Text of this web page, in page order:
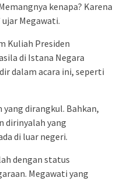
kenapa? Karena
ujar Megawati.
Kuliah Presiden
di Istana Negara
dalam acara ini, seperti
dirangkul. Bahkan,
dirinyalah yang
di luar negeri.
dengan status
Megawati yang